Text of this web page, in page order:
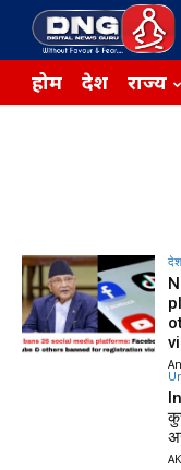
होम देश राज्य